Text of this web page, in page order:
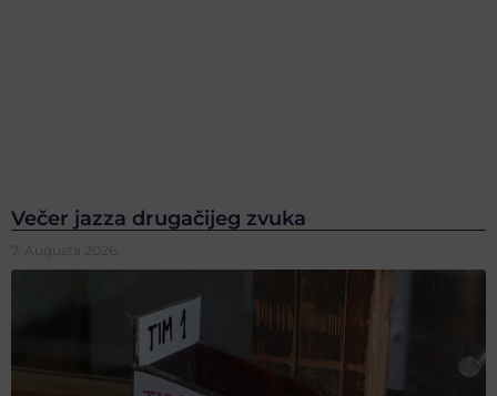
Večer jazza drugačijeg zvuka
7. Augusta 2026.